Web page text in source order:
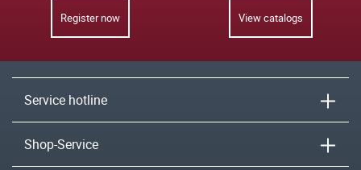
Register now View catalogs
Service hotline
Shop-Service